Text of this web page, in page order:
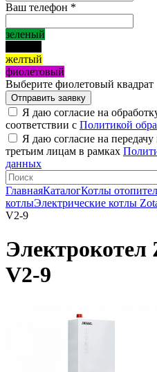
Ваш телефон *
зеленый
желтый
фиолетовый
Выберите фиолетовый квадрат
Я даю согласие на
соответствии с Политикой
Я даю согласие на
третьим лицам в рамках
данных
ГлавнаяКаталогКотлы
котлыЭлектрические котлы
V2-9
Электрокотел
V2-9